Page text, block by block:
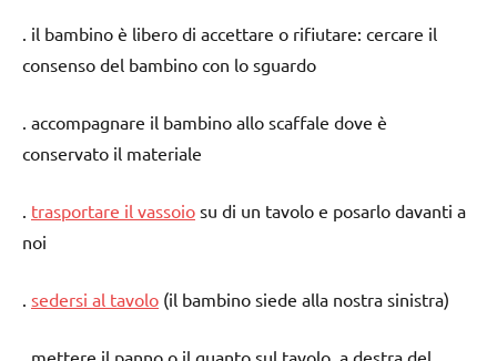
. il bambino è libero di accettare o rifiutare: cercare il
consenso del bambino con lo sguardo
. accompagnare il bambino allo scaffale dove è
conservato il materiale
trasportare il vassoio su di un tavolo e posarlo davanti a
noi
sedersi al tavolo (il bambino siede alla nostra sinistra)
. mettere il panno o il guanto sul tavolo, a destra del